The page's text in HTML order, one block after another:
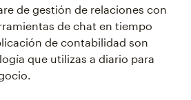
de gestión de relaciones con
de chat en tiempo
de contabilidad son
que utilizas a diario para